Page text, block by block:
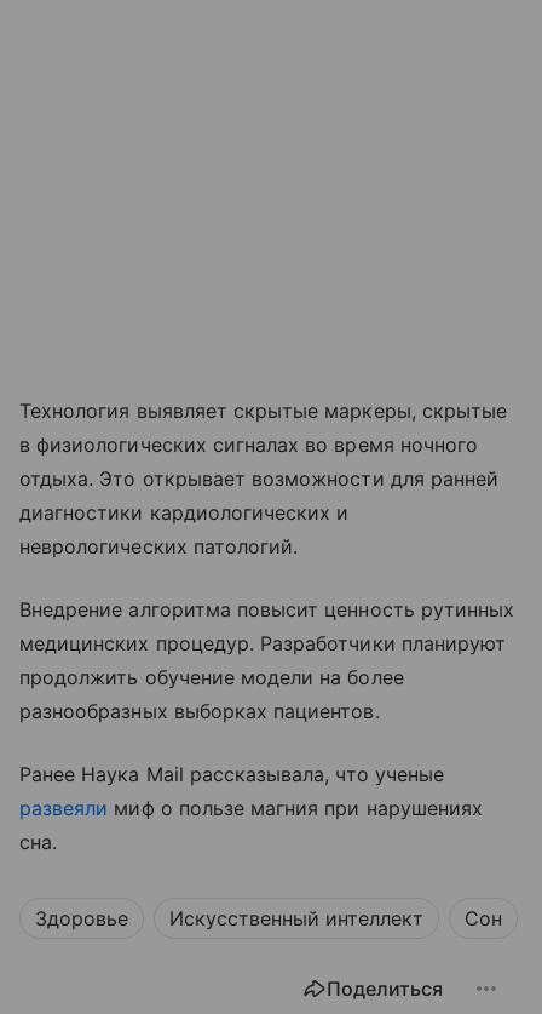
Технология выявляет скрытые маркеры, скрытые
в физиологических сигналах во время ночного
отдыха. Это открывает возможности для ранней
диагностики кардиологических и
неврологических патологий.
Внедрение алгоритма повысит ценность рутинных
медицинских процедур. Разработчики планируют
продолжить обучение модели на более
разнообразных выборках пациентов.
Ранее Наука Mail рассказывала, что ученые
развеяли миф о пользе магния при нарушениях
сна.
Здоровье Искусственный интеллект Сон
Поделиться